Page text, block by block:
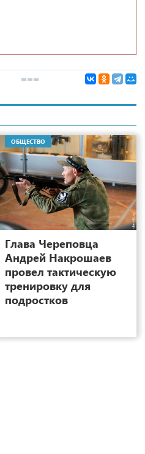
ОБЩЕСТВО
9
Глава Череповца
Андрей Накрошаев
провел тактическую
тренировку для
подростков